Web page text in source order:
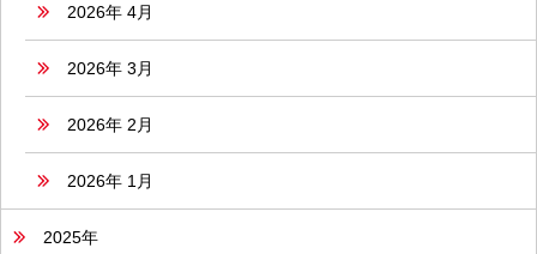
2026年 4月
2026年 3月
2026年 2月
2026年 1月
2025年